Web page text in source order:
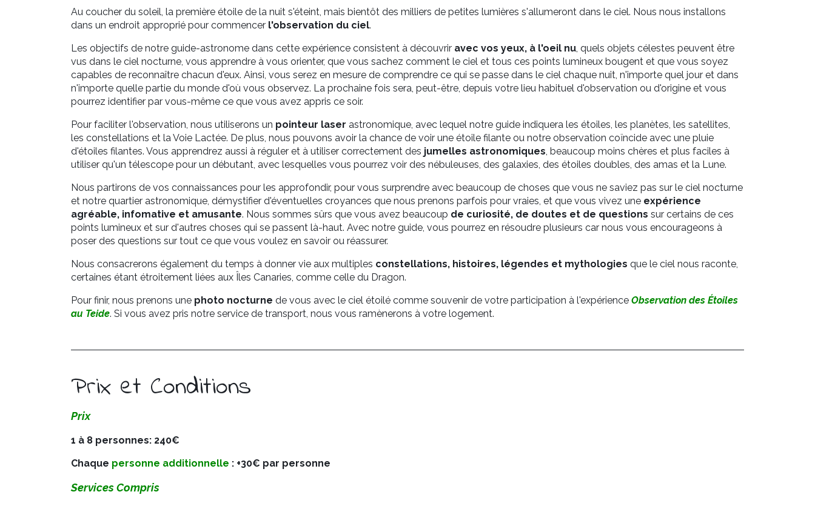
Au coucher du soleil, la première étoile de la nuit s'éteint, mais bientôt des milliers de petites lumières s'allumeront dans le ciel. Nous nous installons
dans un endroit approprié pour commencer l'observation du ciel.
Les objectifs de notre guide-astronome dans cette expérience consistent à découvrir avec vos yeux, à l'oeil nu , quels objets célestes peuvent être
vus dans le ciel nocturne, vous apprendre à vous orienter, que vous sachez comment le ciel et tous ces points lumineux bougent et que vous soyez
capables de reconnaître chacun d'eux. Ainsi, vous serez en mesure de comprendre ce qui se passe dans le ciel chaque nuit, n'importe quel jour et dans
n'importe quelle partie du monde d'où vous observez. La prochaine fois sera, peut-être, depuis votre lieu habituel d'observation ou d'origine et vous
pourrez identifier par vous-même ce que vous avez appris ce soir.
Pour faciliter l'observation, nous utiliserons un pointeur laser astronomique, avec lequel notre guide indiquera les étoiles, les planètes, les satellites,
les constellations et la Voie Lactée. De plus, nous pouvons avoir la chance de voir une étoile filante ou notre observation coïncide avec une pluie
d'étoiles filantes. Vous apprendrez aussi à réguler et à utiliser correctement des jumelles astronomiques , beaucoup moins chères et plus faciles à
utiliser qu'un télescope pour un débutant, avec lesquelles vous pourrez voir des nébuleuses, des galaxies, des étoiles doubles, des amas et la Lune.
Nous partirons de vos connaissances pour les approfondir, pour vous surprendre avec beaucoup de choses que vous ne saviez pas sur le ciel nocturne
et notre quartier astronomique, démystifier d'éventuelles croyances que nous prenons parfois pour vraies, et que vous vivez une expérience
agréable, infomative et amusante. Nous sommes sûrs que vous avez beaucoup de curiosité, de doutes et de questions sur certains de ces
points lumineux et sur d'autres choses qui se passent là-haut. Avec notre guide, vous pourrez en résoudre plusieurs car nous vous encourageons à
poser des questions sur tout ce que vous voulez en savoir ou réassurer.
Nous consacrerons également du temps à donner vie aux multiples constellations, histoires, légendes et mythologies que le ciel nous raconte,
certaines étant étroitement liées aux Îles Canaries, comme celle du Dragon.
Pour finir, nous prenons une photo nocturne de vous avec le ciel étoilé comme souvenir de votre participation à l'expérience Observation des Étoiles
au Teide. Si vous avez pris notre service de transport, nous vous ramènerons à votre logement.
Prix et Conditions
Prix
1 à 8 personnes: 240€
Chaque personne additionnelle : +30€ par personne
Services Compris